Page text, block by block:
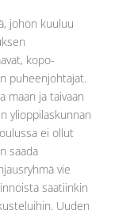
johon kuuluu
kopo-
puheenjohtajat.
maan ja taivaan
ylioppilaskunnan
ei ollut
saada
vie
saatiinkin
Uuden